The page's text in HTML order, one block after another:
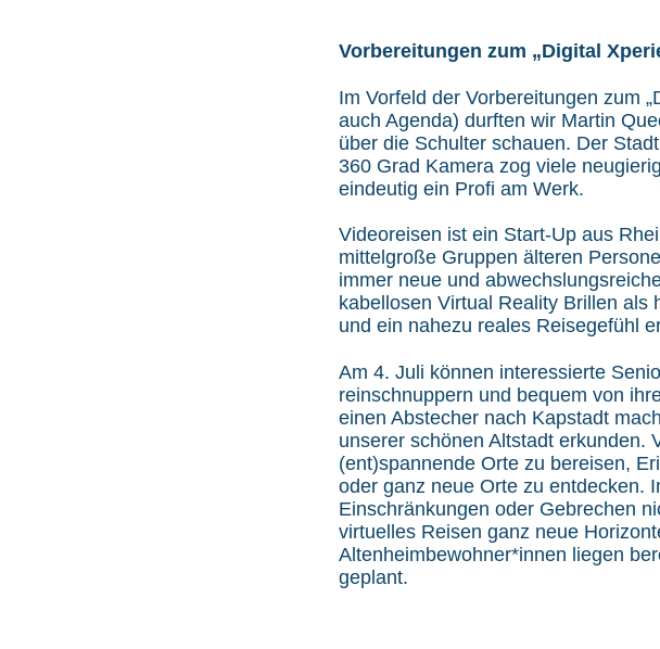
Vorbereitungen zum „Digital
Im Vorfeld der Vorbereitungen zum
auch Agenda) durften wir Martin
über die Schulter schauen. Der
360 Grad Kamera zog viele
eindeutig ein Profi am Werk.
Videoreisen ist ein Start-Up aus
mittelgroße Gruppen älteren
immer neue und
kabellosen Virtual Reality Brillen als
und ein nahezu reales Reisegefühl
Am 4. Juli können interessierte
reinschnuppern und bequem von
einen Abstecher nach Kapstadt
unserer schönen Altstadt erkunden.
(ent)spannende Orte zu bereisen,
oder ganz neue Orte zu entdecken.
Einschränkungen oder Gebrechen
virtuelles Reisen ganz neue
Altenheimbewohner*innen liegen
geplant.